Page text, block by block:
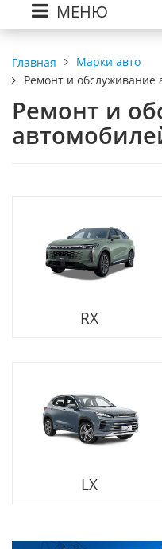
МЕНЮ
Главная
Марки авто
Ремонт и обслуживание
Ремонт и
RX
LX